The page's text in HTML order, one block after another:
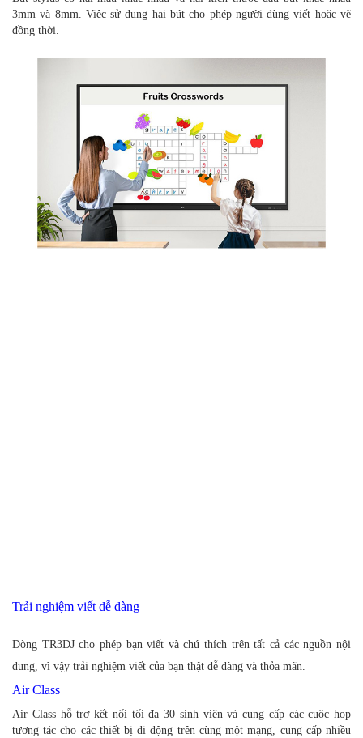
3mm và 8mm. Việc sử dụng hai bút cho phép người dùng viết hoặc vẽ
đồng thời.
Trải nghiệm viết dễ dàng
Dòng TR3DJ cho phép bạn viết và chú thích trên tất cả các nguồn nội
dung, vì vậy trải nghiệm viết của bạn thật dễ dàng và thỏa mãn.
Air Class
Air Class hỗ trợ kết nối tối đa 30 sinh viên và cung cấp các cuộc họp
tương tác cho các thiết bị di động trên cùng một mạng, cung cấp nhiều